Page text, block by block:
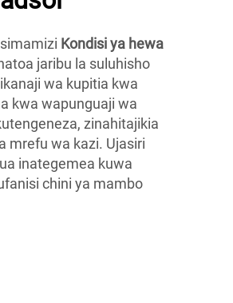
Kondisi ya hewa
jaribu la suluhisho
wa kupitia kwa
kwa wapunguaji wa
zinahitajikia
mrefu wa kazi. Ujasiri
inategemea kuwa
chini ya mambo